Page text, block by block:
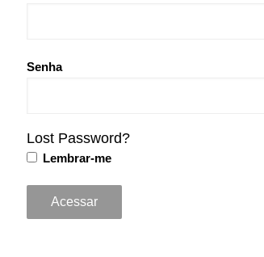
Senha
Lost Password?
Lembrar-me